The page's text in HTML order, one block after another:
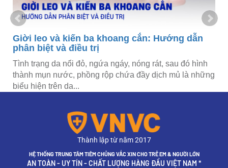
cắn: Hướng dẫn
ngáy, nóng rát, sau đó hình
rộp chứa đầy dịch mủ là những
Trẻ đang ho có tiêm
Tiêm vắc xin phế cầu
trẻ khỏi các bệnh nguy
Thành lập từ năm 2017
HỆ THỐNG TRUNG TÂM TIÊM CHỦNG VẮC XIN CHO TRẺ EM & NGƯỜI LỚN
AN TOÀN - UY TÍN - CHẤT LƯỢNG HÀNG ĐẦU VIỆT NAM *